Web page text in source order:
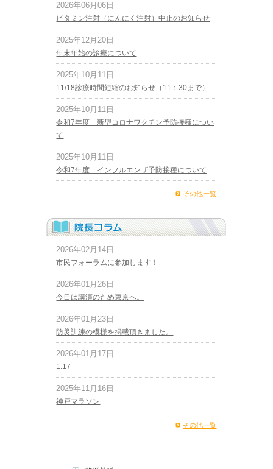
2026年06月06日
ビタミン注射（にんにく注射）中止のお知らせ
2025年12月20日
年末年始の診療について
2025年10月11日
11/18診療時間短縮のお知らせ（11：30まで）
2025年10月11日
令和7年度 新型コロナワクチン予防接種につい
て
2025年10月11日
令和7年度 インフルエンザ予防接種について
その他一覧
2026年02月14日
市民フォーラムに参加します！
2026年01月26日
今日は講演のため東京へ。
2026年01月23日
防災訓練の模様を掲載頂きました。
2026年01月17日
1.17
2025年11月16日
神戸マラソン
その他一覧